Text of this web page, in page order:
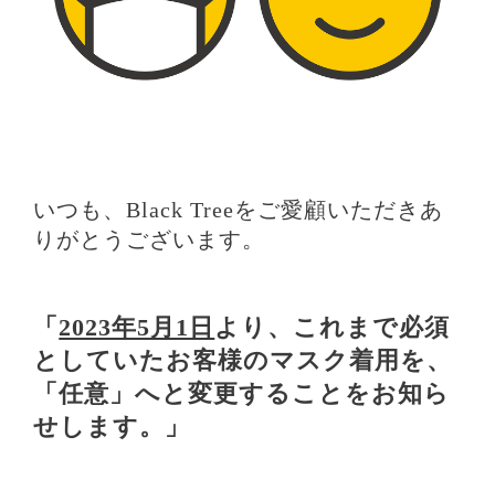
いつも、Black Treeをご愛顧いただきあ
りがとうございます。
「 2023年5月1日 より、これまで必須
としていたお客様のマスク着用を、
「任意」へと変更することをお知ら
せします。」